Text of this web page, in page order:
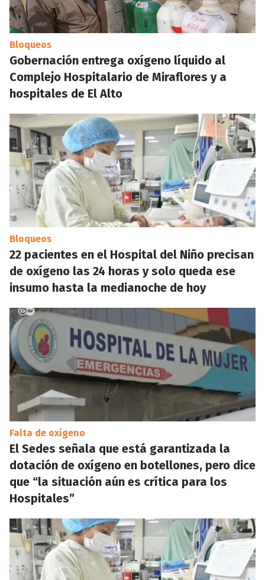
Bloqueos
Gobernación entrega oxígeno líquido al
Complejo Hospitalario de Miraflores y a
hospitales de El Alto
Bloqueos
22 pacientes en el Hospital del Niño precisan
de oxígeno las 24 horas y solo queda ese
insumo hasta la medianoche de hoy
Falta de oxígeno
El Sedes señala que está garantizada la
dotación de oxígeno en botellones, pero dice
que “la situación aún es crítica para los
Hospitales”